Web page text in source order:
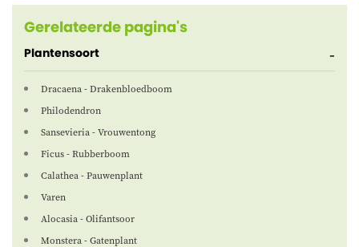
Gerelateerde pagina's
Plantensoort
Dracaena - Drakenbloedboom
Philodendron
Sansevieria - Vrouwentong
Ficus - Rubberboom
Calathea - Pauwenplant
Varen
Alocasia - Olifantsoor
Monstera - Gatenplant